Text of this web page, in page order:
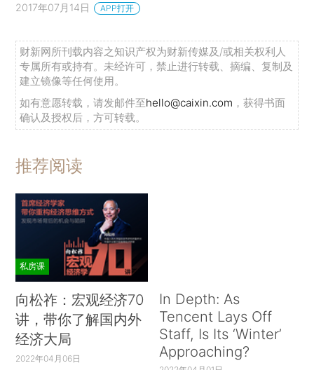
2017年07月14日 APP打开
财新网所刊载内容之知识产权为财新传媒及/或相关权利人
专属所有或持有。未经许可，禁止进行转载、摘编、复制及
建立镜像等任何使用。
如有意愿转载，请发邮件至hello@caixin.com ，获得书面
确认及授权后，方可转载。
推荐阅读
私房课
向松祚：宏观经济70
讲，带你了解国内外
经济大局
2022年04月06日
In Depth: As
Tencent Lays Off
Staff, Is Its ‘Winter’
Approaching?